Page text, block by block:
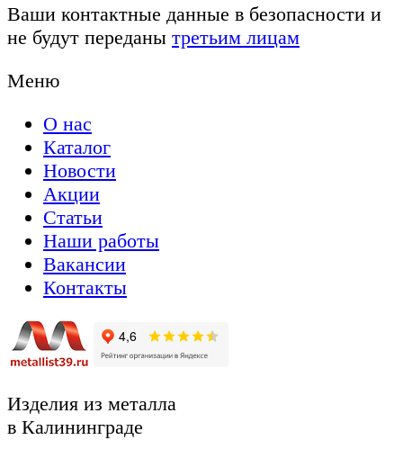
Ваши контактные данные в безопасности и
не будут переданы третьим лицам
Меню
О нас
Каталог
Новости
Акции
Статьи
Наши работы
Вакансии
Контакты
Изделия из металла
в Калининграде